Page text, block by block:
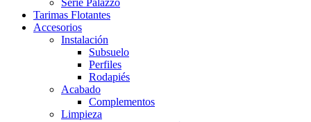
Serie Palazzo
Tarimas Flotantes
Accesorios
Instalación
Subsuelo
Perfiles
Rodapiés
Acabado
Complementos
Limpieza